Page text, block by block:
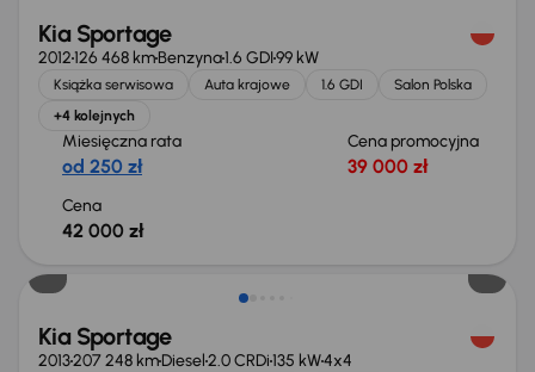
Kia Sportage
2012126 468 kmBenzyna1.6 GDI99 kW
Książka serwisowa Auta krajowe 1.6 GDI
Salon Polska
+4 kolejnych
Miesięczna rata
od 250 zł
Cena promocyjna
39 000 zł
Cena
42 000 zł
Kia Sportage
2013207 248 kmDiesel2.0 CRDi135 kW4x4